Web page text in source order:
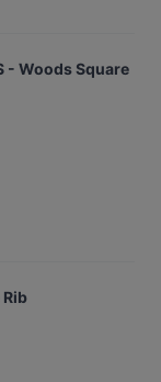
- Woods Square